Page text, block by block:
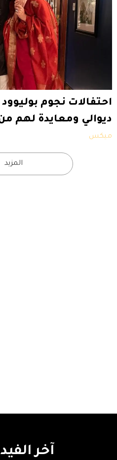
احتفالات نجوم
ديوالي ومعايدة لهم
ميكس
المزيد
آخر